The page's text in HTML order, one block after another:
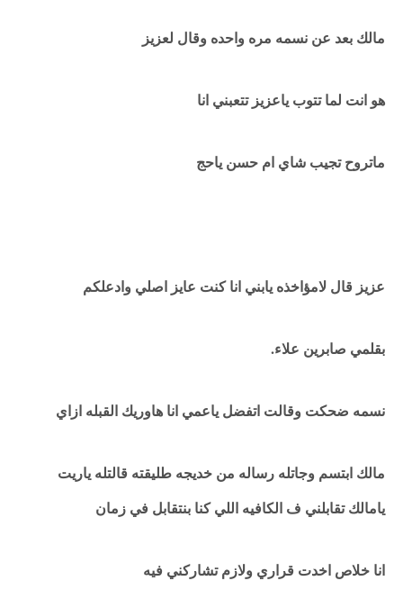
مالك بعد عن نسمه مره واحده وقال لعزيز
هو انت لما تتوب ياعزيز تتعبني انا
ماتروح تجيب شاي ام حسن ياحج
عزيز قال لامؤاخذه يابني انا كنت عايز اصلي وادعلكم
بقلمي صابرين علاء.
نسمه ضحكت وقالت اتفضل ياعمي انا هاوريك القبله ازاي
مالك ابتسم وجاتله رساله من خديجه طليقته قالتله ياريت
يامالك تقابلني ف الكافيه اللي كنا بنتقابل في زمان
انا خلاص اخدت قراري ولازم تشاركني فيه